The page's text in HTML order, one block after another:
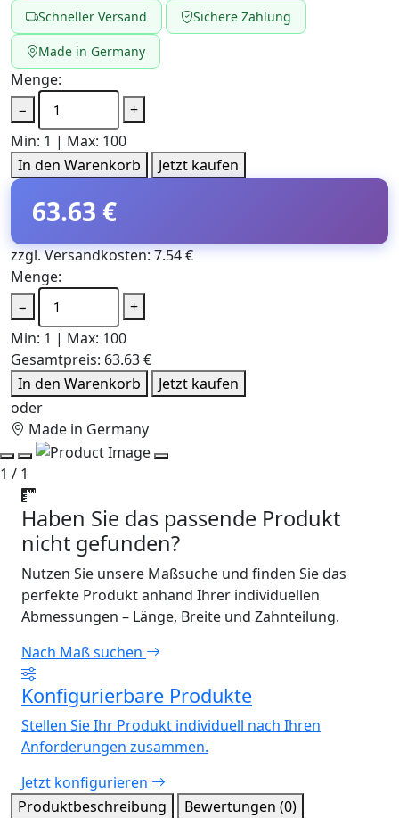
Schneller Versand Sichere Zahlung
Made in Germany
Menge:
−
+
Min: 1 | Max: 100
In den Warenkorb
Jetzt kaufen
63.63 €
zzgl. Versandkosten: 7.54 €
Menge:
−
+
Min: 1 | Max: 100
Gesamtpreis: 63.63 €
In den Warenkorb
Jetzt kaufen
oder
Made in Germany
1 / 1
Haben Sie das passende Produkt
nicht gefunden?
Nutzen Sie unsere Maßsuche und finden Sie das
perfekte Produkt anhand Ihrer individuellen
Abmessungen – Länge, Breite und Zahnteilung.
Nach Maß suchen
Konfigurierbare Produkte
Stellen Sie Ihr Produkt individuell nach Ihren
Anforderungen zusammen.
Jetzt konfigurieren
Produktbeschreibung
Bewertungen (0)